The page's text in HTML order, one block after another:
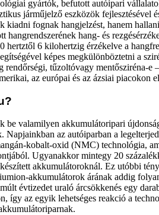
gyártók, befutott autóipari
járműjelző eszközök fejlesztésével
kiadni fognak hangjelzést, hanem
hangrendszerének hang- és
hertztől 6 kilohertzig érzékelve a
képes megkülönböztetni a
rendőrségi, tűzoltóvagy mentősziréna-e
az európai és az ázsiai piacokon
be valamilyen akkumulátoripari
Napjainkban az autóiparban a
kobalt-oxid (NMC) technológia,
Ugyanakkor mintegy 20
akkumulátoroknál. Ez utóbbi
akkumulátorok árának addig
évtizedet uraló árcsökkenés egy
így az egyik lehetséges reakció a